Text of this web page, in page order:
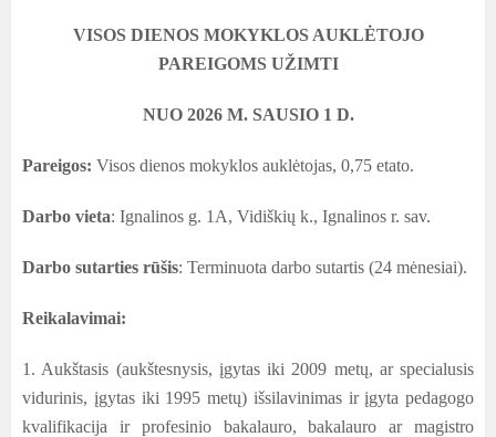
VISOS DIENOS MOKYKLOS AUKLĖTOJO
PAREIGOMS UŽIMTI
NUO 2026 M. SAUSIO 1 D.
Pareigos: Visos dienos mokyklos auklėtojas, 0,75 etato.
Darbo vieta: Ignalinos g. 1A, Vidiškių k., Ignalinos r. sav.
Darbo sutarties rūšis: Terminuota darbo sutartis (24 mėnesiai).
Reikalavimai:
1. Aukštasis (aukštesnysis, įgytas iki 2009 metų, ar specialusis
vidurinis, įgytas iki 1995 metų) išsilavinimas ir įgyta pedagogo
kvalifikacija ir profesinio bakalauro, bakalauro ar magistro